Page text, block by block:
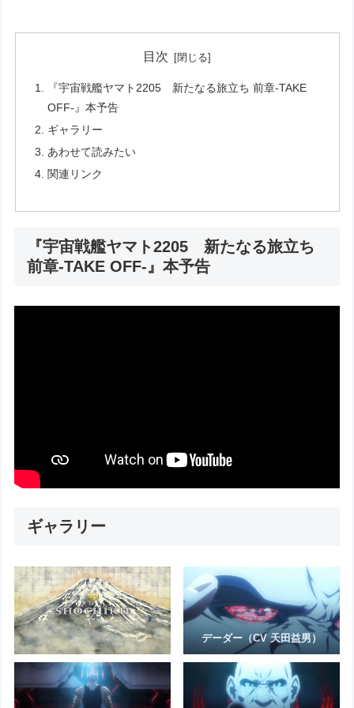
目次
『宇宙戦艦ヤマト2205 新たなる旅立ち 前章‐TAKE
OFF‐』本予告
ギャラリー
あわせて読みたい
関連リンク
『宇宙戦艦ヤマト2205 新たなる旅立ち
前章‐TAKE OFF‐』本予告
ギャラリー
デーダー（CV 天田益男）